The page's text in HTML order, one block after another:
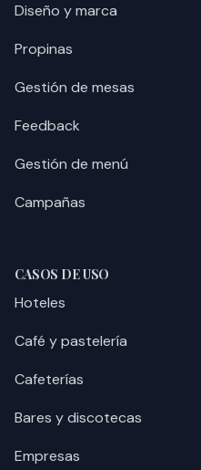
Diseño y marca
Propinas
Gestión de mesas
Feedback
Gestión de menú
Campañas
CASOS DE USO
Hoteles
Café y pastelería
Cafeterías
Bares y discotecas
Empresas